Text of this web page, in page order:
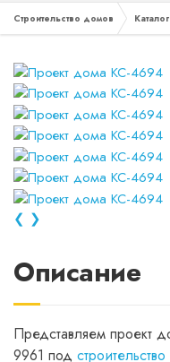
Строительство домов Каталог
❮ ❯
Описание
Представляем проект
9961 под